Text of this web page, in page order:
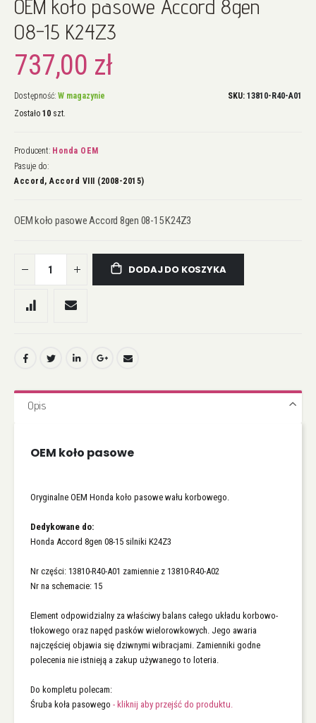
początek
galerii
OEM koło pasowe Accord 8gen
08-15 K24Z3
737,00 zł
Dostępność: W magazynie
Zostało 10 szt.
SKU 13810-R40-A01
Producent: Honda OEM
Pasuje do:
Accord, Accord VIII (2008-2015)
OEM koło pasowe Accord 8gen 08-15 K24Z3
DODAJ DO KOSZYKA
Opis
OEM koło pasowe
Oryginalne OEM Honda koło pasowe wału korbowego.
Dedykowane do:
Honda Accord 8gen 08-15 silniki K24Z3
Nr części: 13810-R40-A01 zamiennie z 13810-R40-A02
Nr na schemacie: 15
Element odpowidzialny za właściwy balans całego układu korbowo-
tłokowego oraz napęd pasków wielorowkowych. Jego awaria
najczęściej objawia się dziwnymi wibracjami. Zamienniki godne
polecenia nie istnieją a zakup używanego to loteria.
Do kompletu polecam:
Śruba koła pasowego - kliknij aby przejść do produktu.